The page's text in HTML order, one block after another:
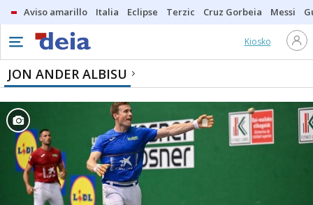
Aviso amarillo Italia Eclipse Terzic Cruz Gorbeia Messi
Kiosko
JON ANDER ALBISU